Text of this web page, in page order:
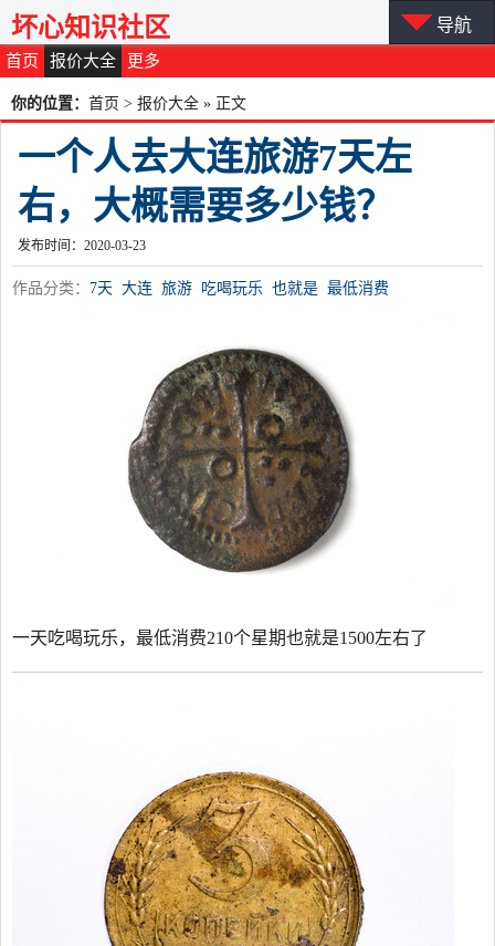
首页 报价大全 更多
坏心知识社区 导航
你的位置： 首页 > 报价大全 » 正文
一个人去大连旅游7天左
右，大概需要多少钱？
发布时间：2020-03-23
作品分类： 7天 大连 旅游 吃喝玩乐 也就是 最低消费
一天吃喝玩乐，最低消费210个星期也就是1500左右了